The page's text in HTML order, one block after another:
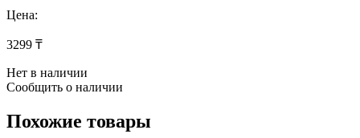
Цена:
3299 ₸
Нет в наличии
Сообщить о наличии
Похожие товары